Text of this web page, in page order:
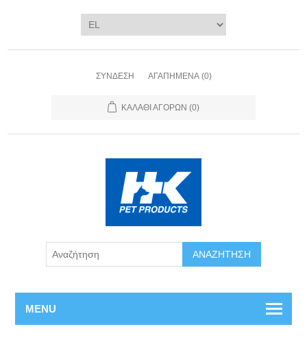
ΣΎΝΔΕΣΗ ΑΓΑΠΗΜΈΝΑ (0)
ΚΑΛΆΘΙ ΑΓΟΡΏΝ (0)
ΑΝΑΖΉΤΗΣΗ
MENU